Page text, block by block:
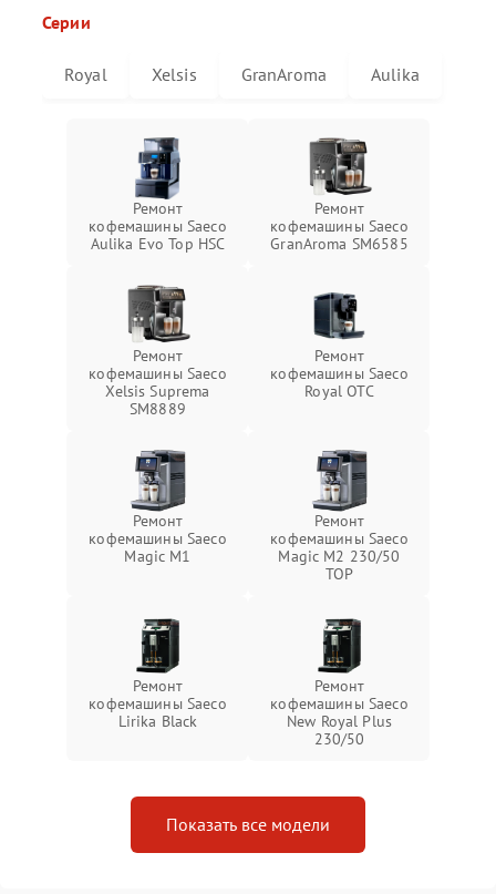
Серии
Royal Xelsis GranAroma Aulika
Ремонт
кофемашины Saeco
Aulika Evo Top HSC
Ремонт
кофемашины Saeco
GranAroma SM6585
Ремонт
кофемашины Saeco
Xelsis Suprema
SM8889
Ремонт
кофемашины Saeco
Royal OTC
Ремонт
кофемашины Saeco
Magic M1
Ремонт
кофемашины Saeco
Magic M2 230/50
TOP
Ремонт
кофемашины Saeco
Lirika Black
Ремонт
кофемашины Saeco
New Royal Plus
230/50
Показать все модели